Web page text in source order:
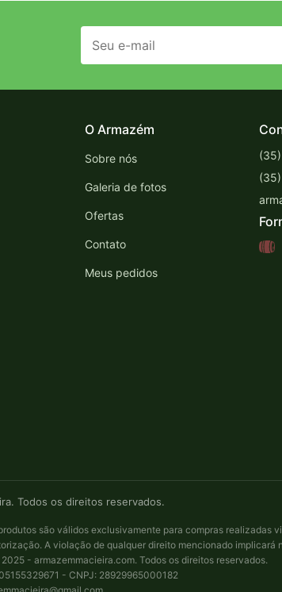
O Armazém
Sobre nós
Galeria de fotos
Ofertas
Contato
Meus pedidos
Todos os direitos reservados.
são válidos exclusivamente para compras realizadas
A violação de qualquer direito mencionado
- armazemmacieira.com. Todos os direitos reservados.
- CNPJ: 28929965000182